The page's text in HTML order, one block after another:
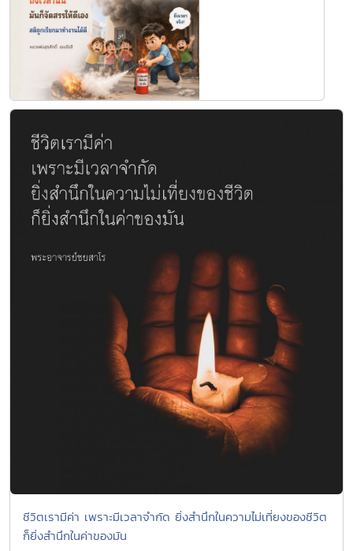
ชีวิตเรามีค่า เพราะมีเวลาจำกัด ยิ่งสำนึกในความไม่เที่ยงของชีวิต
ก็ยิ่งสำนึกในค่าของมัน